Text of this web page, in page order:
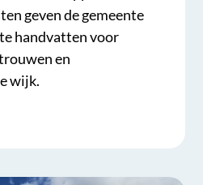
geven de gemeente
handvatten voor
en
wijk.